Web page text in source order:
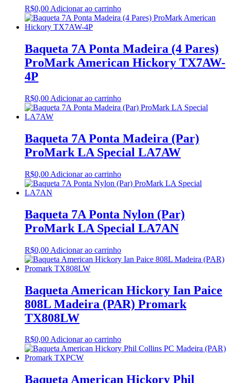
R$0,00 Adicionar ao carrinho
Baqueta 7A Ponta Madeira (4 Pares)
ProMark American Hickory TX7AW-
4P
R$0,00 Adicionar ao carrinho
Baqueta 7A Ponta Madeira (Par)
ProMark LA Special LA7AW
R$0,00 Adicionar ao carrinho
Baqueta 7A Ponta Nylon (Par)
ProMark LA Special LA7AN
R$0,00 Adicionar ao carrinho
Baqueta American Hickory Ian Paice
808L Madeira (PAR) Promark
TX808LW
R$0,00Adicionar ao carrinho
Baqueta American Hickory Phil